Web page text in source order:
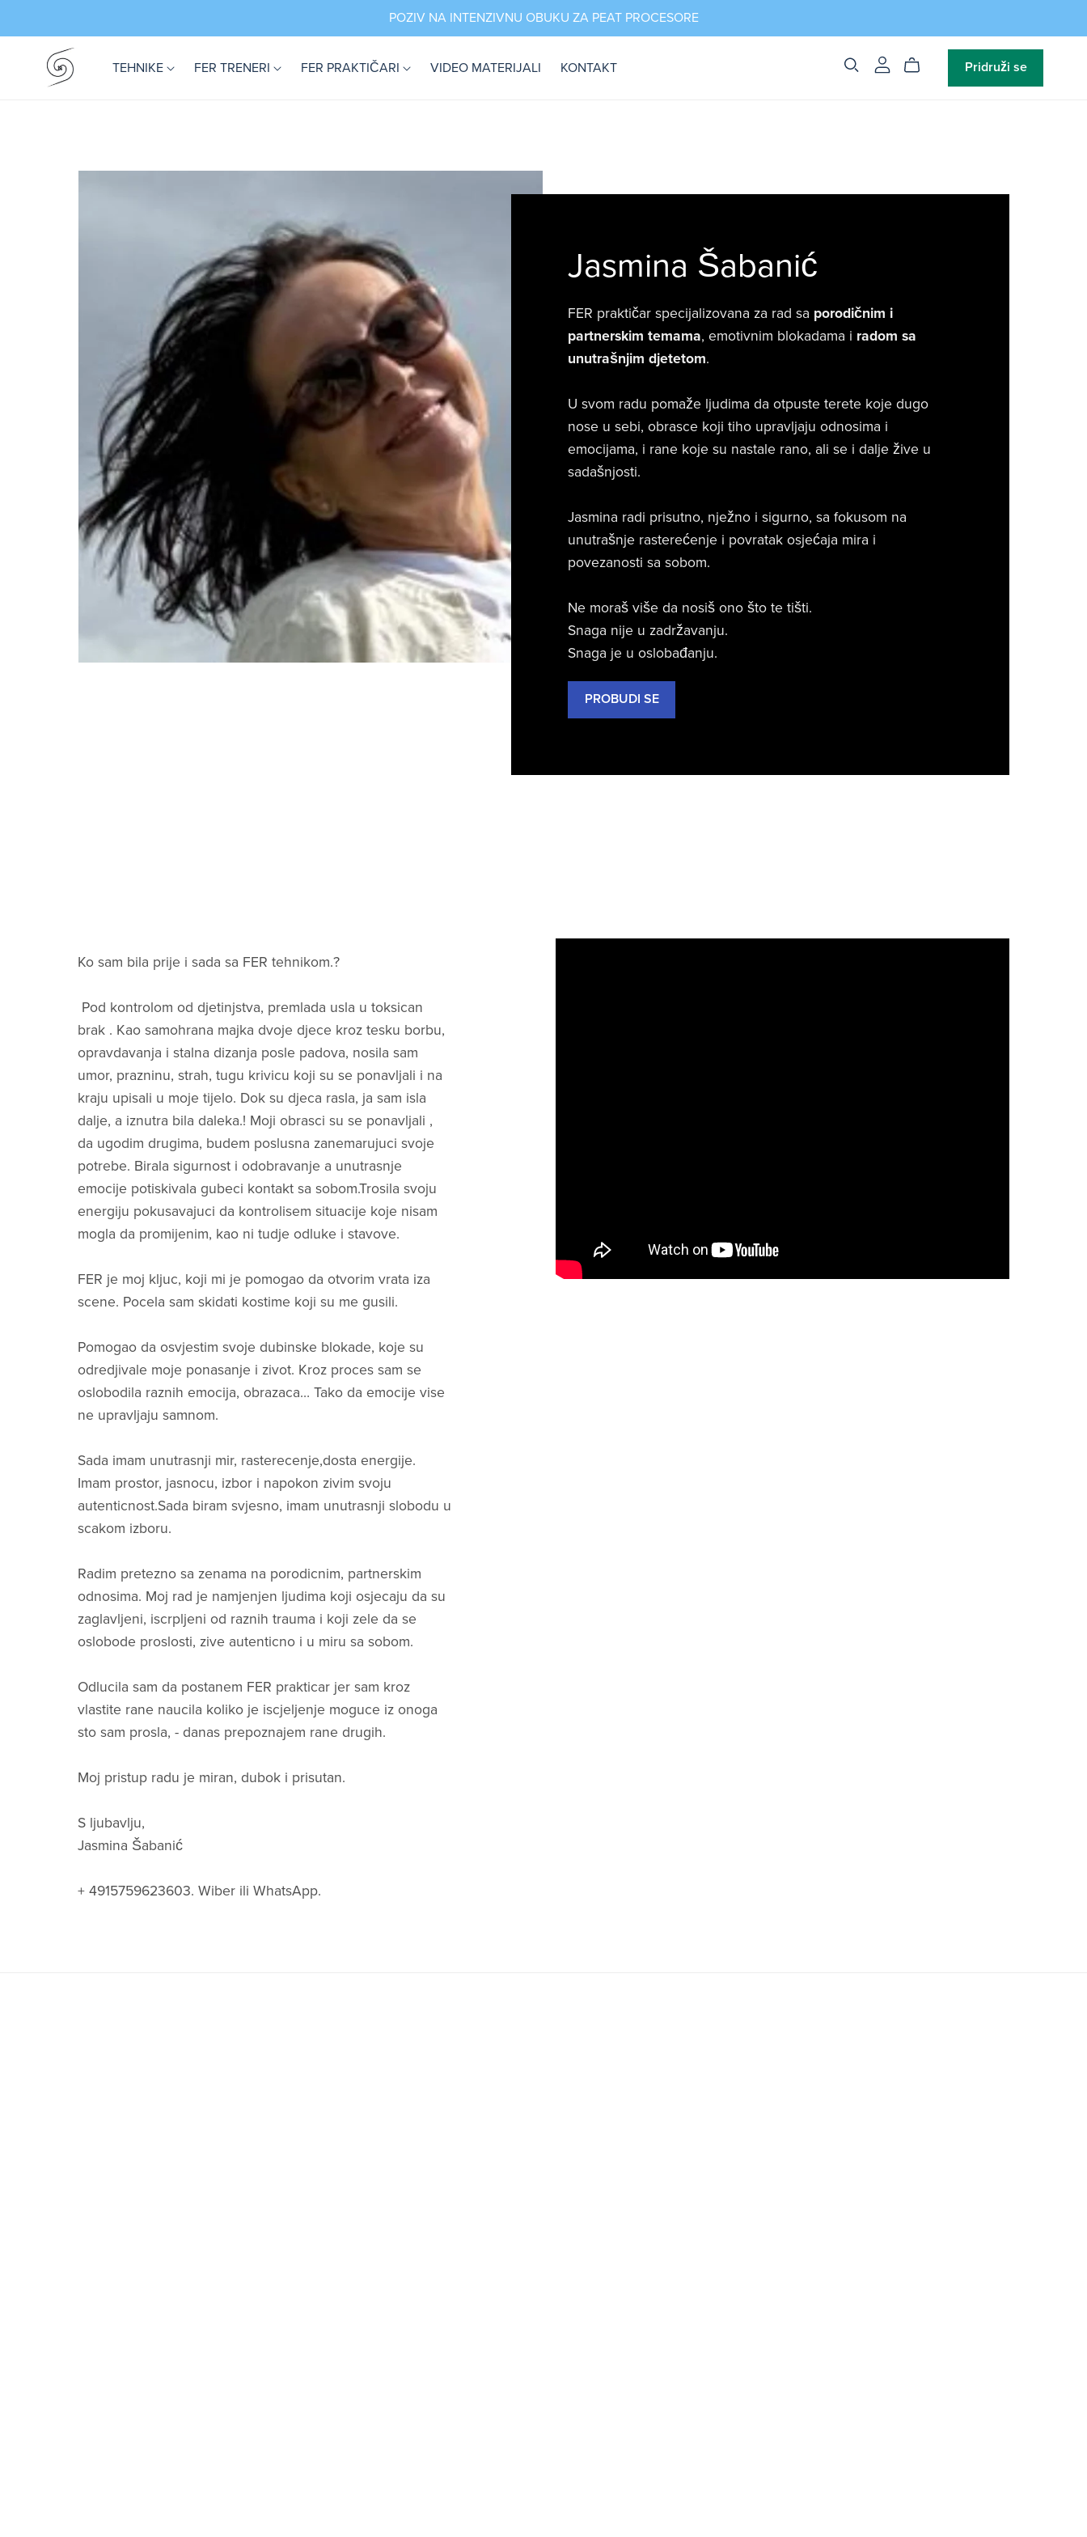
POZIV NA INTENZIVNU OBUKU ZA PEAT PROCESORE
TEHNIKE FER TRENERI FER PRAKTIČARI VIDEO MATERIJALI KONTAKT Pridruži se
Jasmina Šabanić
FER praktičar specijalizovana za rad sa porodičnim i
partnerskim temama, emotivnim blokadama i radom sa
unutrašnjim djetetom.
U svom radu pomaže ljudima da otpuste terete koje dugo
nose u sebi, obrasce koji tiho upravljaju odnosima i
emocijama, i rane koje su nastale rano, ali se i dalje žive u
sadašnjosti.
Jasmina radi prisutno, nježno i sigurno, sa fokusom na
unutrašnje rasterećenje i povratak osjećaja mira i
povezanosti sa sobom.
Ne moraš više da nosiš ono što te tišti.
Snaga nije u zadržavanju.
Snaga je u oslobađanju.
PROBUDI SE
Ko sam bila prije i sada sa FER tehnikom.?
Pod kontrolom od djetinjstva, premlada usla u toksican
brak . Kao samohrana majka dvoje djece kroz tesku borbu,
opravdavanja i stalna dizanja posle padova, nosila sam
umor, prazninu, strah, tugu krivicu koji su se ponavljali i na
kraju upisali u moje tijelo. Dok su djeca rasla, ja sam isla
dalje, a iznutra bila daleka.! Moji obrasci su se ponavljali ,
da ugodim drugima, budem poslusna zanemarujuci svoje
potrebe. Birala sigurnost i odobravanje a unutrasnje
emocije potiskivala gubeci kontakt sa sobom.Trosila svoju
energiju pokusavajuci da kontrolisem situacije koje nisam
mogla da promijenim, kao ni tudje odluke i stavove.
FER je moj kljuc, koji mi je pomogao da otvorim vrata iza
scene. Pocela sam skidati kostime koji su me gusili.
Pomogao da osvjestim svoje dubinske blokade, koje su
odredjivale moje ponasanje i zivot. Kroz proces sam se
oslobodila raznih emocija, obrazaca… Tako da emocije vise
ne upravljaju samnom.
Sada imam unutrasnji mir, rasterecenje,dosta energije.
Imam prostor, jasnocu, izbor i napokon zivim svoju
autenticnost.Sada biram svjesno, imam unutrasnji slobodu u
scakom izboru.
Radim pretezno sa zenama na porodicnim, partnerskim
odnosima. Moj rad je namjenjen ljudima koji osjecaju da su
zaglavljeni, iscrpljeni od raznih trauma i koji zele da se
oslobode proslosti, zive autenticno i u miru sa sobom.
Odlucila sam da postanem FER prakticar jer sam kroz
vlastite rane naucila koliko je iscjeljenje moguce iz onoga
sto sam prosla, - danas prepoznajem rane drugih.
Moj pristup radu je miran, dubok i prisutan.
S ljubavlju,
Jasmina Šabanić
+ 4915759623603. Wiber ili WhatsApp.